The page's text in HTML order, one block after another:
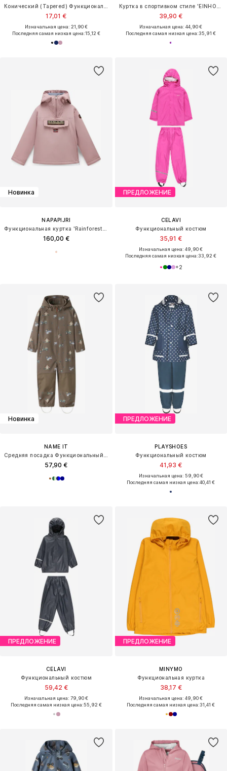
17,01 €
Изначальная цена: 21,90 €
Последняя самая низкая цена:15,12 €
39,90 €
Изначальная цена: 44,90 €
Последняя самая низкая цена:35,91 €
Новинка
NAPAPIJRI
160,00 €
ПРЕДЛОЖЕНИЕ
CELAVI
Функциональный костюм
35,91 €
Изначальная цена: 49,90 €
Последняя самая низкая цена:33,92 €
+2
Новинка
NAME IT
57,90 €
ПРЕДЛОЖЕНИЕ
PLAYSHOES
Функциональный костюм
41,93 €
Изначальная цена: 59,90 €
Последняя самая низкая цена:40,41 €
ПРЕДЛОЖЕНИЕ
CELAVI
Функциональный костюм
59,42 €
Изначальная цена: 79,90 €
Последняя самая низкая цена:55,92 €
ПРЕДЛОЖЕНИЕ
MINYMO
Функциональная куртка
38,17 €
Изначальная цена: 49,90 €
Последняя самая низкая цена:31,41 €